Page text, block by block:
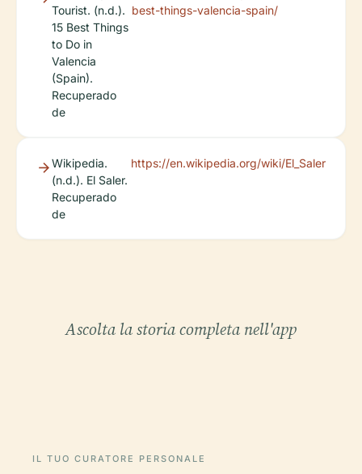
Tourist. (n.d.).
15 Best Things
to Do in
Valencia
(Spain).
Recuperado
de
best-things-valencia-spain/
Wikipedia.
(n.d.). El Saler.
Recuperado
de
https://en.wikipedia.org/wiki/El_Saler
Ascolta la storia completa nell'app
IL TUO CURATORE PERSONALE